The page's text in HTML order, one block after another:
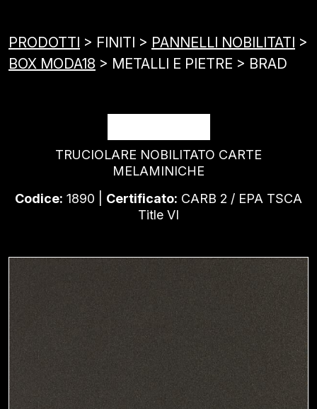
PRODOTTI > FINITI > PANNELLI NOBILITATI >
BOX MODA18 > METALLI E PIETRE > BRAD
BRAD
TRUCIOLARE NOBILITATO CARTE
MELAMINICHE
Codice: 1890 | Certificato: CARB 2 / EPA TSCA
Title VI